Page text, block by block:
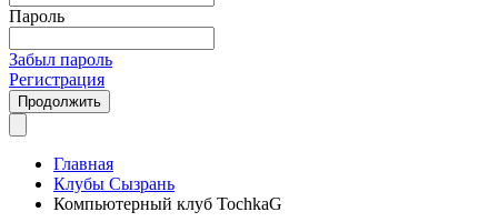
Пароль
Забыл пароль
Регистрация
Продолжить
Главная
Клубы Сызрань
Компьютерный клуб TochkaG